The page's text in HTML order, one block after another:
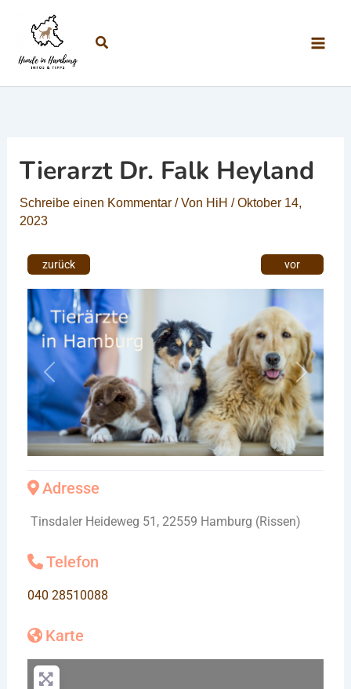
Suchen
Tierarzt Dr. Falk Heyland
Schreibe einen Kommentar / Von HiH /Oktober 14,
2023
Vorheriges
Adresse
Tinsdaler Heideweg 51, 22559 Hamburg (Rissen)
Telefon
040 28510088
Karte